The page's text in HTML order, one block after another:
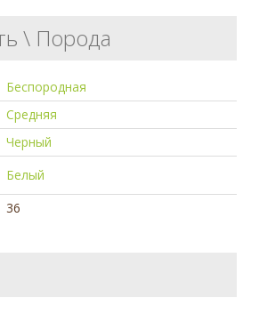
\ Порода
Беспородная
Средняя
Черный
Белый
36